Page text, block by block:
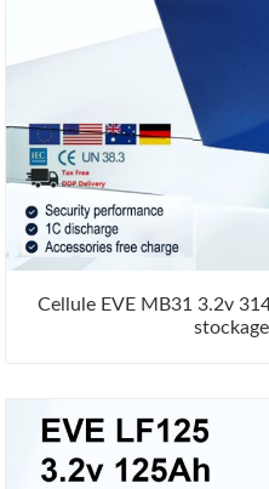
Cellule EVE MB31 3.2v